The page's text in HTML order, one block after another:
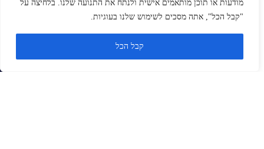
מודעות או תוכן מותאמים אישית ולנתח את התנועה שלנו. בלחיצה על
"קבל הכל", אתה מסכים לשימוש שלנו בעוגיות.
קבל הכל
ראשי
בלוג